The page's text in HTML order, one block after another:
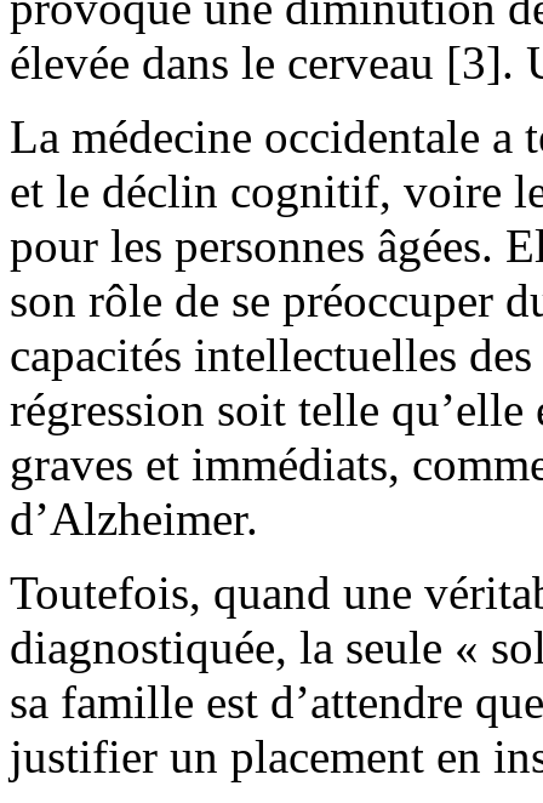
élevée dans le cerveau
La médecine occidentale a
et le déclin cognitif, voire
pour les personnes âgées.
son rôle de se préoccuper
capacités intellectuelles
régression soit telle
graves et immédiats,
d’Alzheimer.
Toutefois, quand une
diagnostiquée, la seule «
sa famille est d’attendre
justifier un placement en